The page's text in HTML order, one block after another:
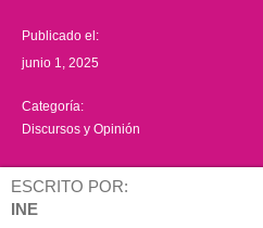
Publicado el:
junio 1, 2025
Categoría:
Discursos y Opinión
ESCRITO POR:
INE